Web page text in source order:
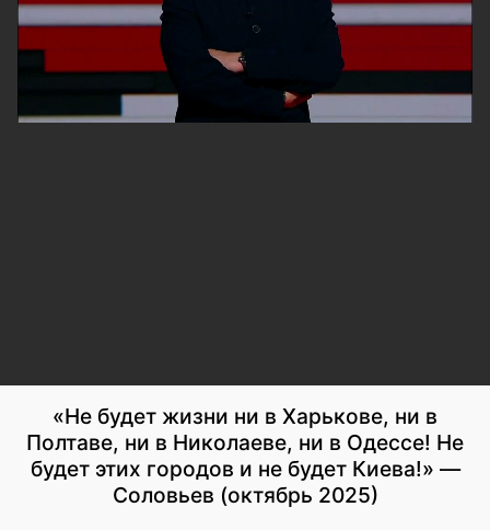
«Не будет жизни ни в Харькове, ни в
Полтаве, ни в Николаеве, ни в Одессе! Не
будет этих городов и не будет Киева!» —
Соловьев (октябрь 2025)